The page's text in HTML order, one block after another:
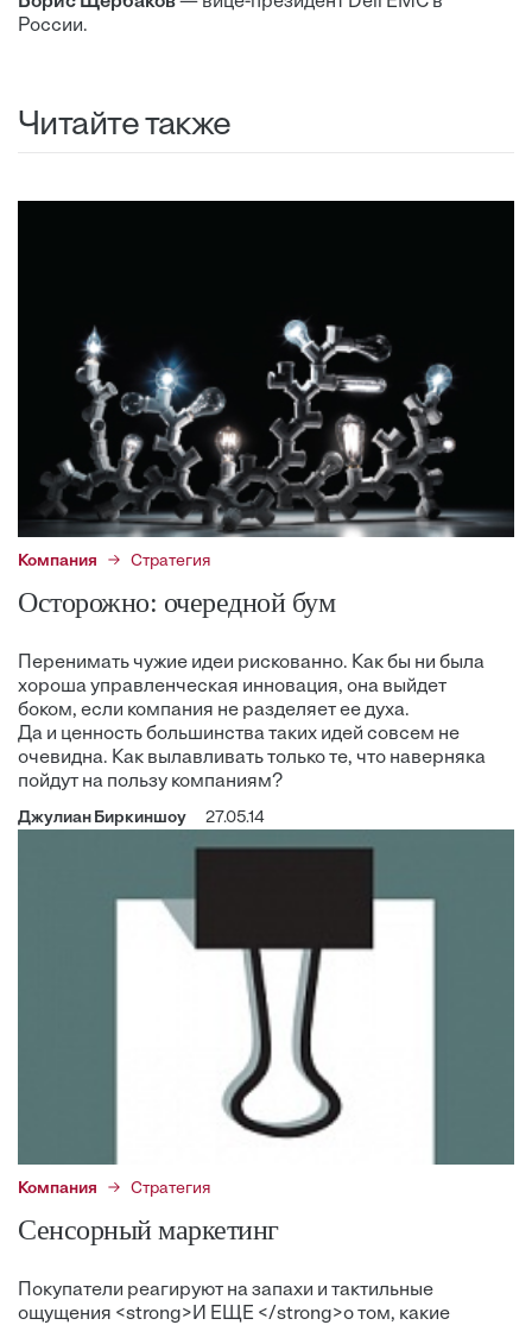
России.
Читайте также
Компания Стратегия
Осторожно: очередной бум
Перенимать чужие идеи рискованно. Как бы ни была
хороша управленческая инновация, она выйдет
боком, если компания не разделяет ее духа.
Да и ценность большинства таких идей совсем не
очевидна. Как вылавливать только те, что наверняка
пойдут на пользу компаниям?
Джулиан Биркиншоу 27.05.14
Компания Стратегия
Cенсорный маркетинг
Покупатели реагируют на запахи и тактильные
ощущения <strong>И ЕЩЕ </strong>о том, какие